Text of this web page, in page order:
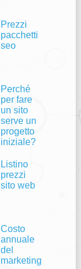
Prezzi
pacchetti
seo
Perché
per fare
un sito
serve un
progetto
iniziale?
Listino
prezzi
sito web
Costo
annuale
del
marketing